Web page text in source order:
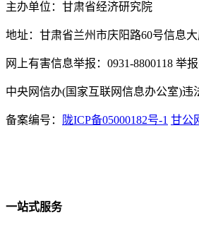
主办单位：甘肃省经济研究院
地址：甘肃省兰州市庆阳路60号信息
网上有害信息举报：0931-8800118 举
中央网信办(国家互联网信息办公室)违
备案编号： 陇ICP备05000182号-1 甘公
一站式服务